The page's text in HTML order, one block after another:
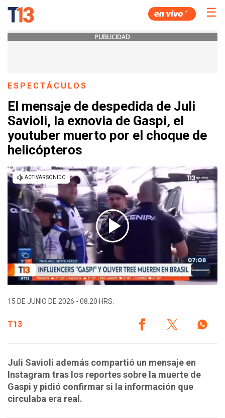
☰
PUBLICIDAD
ESPECTÁCULOS
El mensaje de despedida de Juli
Savioli, la exnovia de Gaspi, el
youtuber muerto por el choque de
helicópteros
15 DE JUNIO DE 2026 - 08:20 HRS.
T13
Juli Savioli además compartió un mensaje en
Instagram tras los reportes sobre la muerte de
Gaspi y pidió confirmar si la información que
circulaba era real.